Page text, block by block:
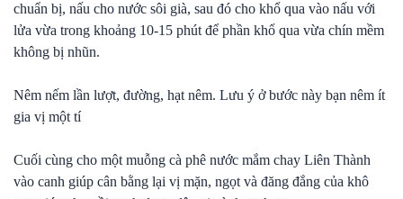
chuẩn bị, nấu cho nước sôi già, sau đó cho khổ qua vào nấu với
lửa vừa trong khoảng 10-15 phút để phần khổ qua vừa chín mềm
không bị nhũn.
Nêm nếm lần lượt, đường, hạt nêm. Lưu ý ở bước này bạn nêm ít
gia vị một tí
Cuối cùng cho một muỗng cà phê nước mắm chay Liên Thành
vào canh giúp cân bằng lại vị mặn, ngọt và đăng đắng của khô